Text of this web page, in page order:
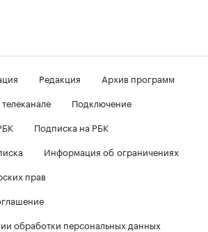
Редакция
Архив программ
Подключение
Подписка на РБК
Информация об ограничениях
прав
обработки персональных данных